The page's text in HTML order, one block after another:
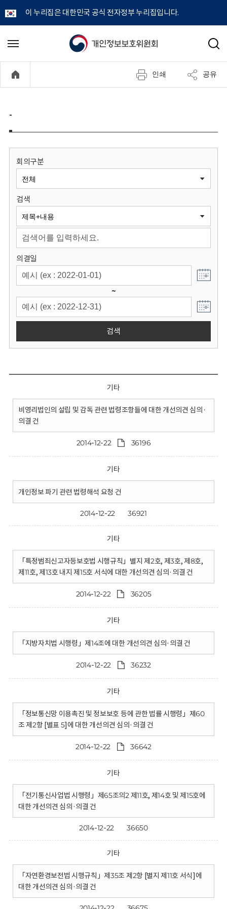
이 누리집은 대한민국 공식 전자정부 누리집입니다.
개
정
보
원
회
메
기
검
인쇄 공유
-
회의구분
검색
의결일
~
검색
기타
비영리법인의 설립 및 감독 관련 법령조항들에 대한 개선의견 심의·
의결 건
2014-12-22 36196
기타
개인정보 파기 관련 법령해석 요청 건
2014-12-22 36921
기타
「특정범죄신고자등보호법 시행규칙」별지 제2호, 제3호, 제8호,
제11호, 제13호 내지 제15호 서식에 대한 개선의견 심의·의결 건
2014-12-22 36205
기타
「지방자치법 시행령」제14조에 대한 개선의견 심의·의결 건
2014-12-22 36232
기타
「정보통신망 이용촉진 및 정보보호 등에 관한 법률 시행령」제60
조 제2항 [별표 5]에 대한 개선의견 심의·의결 건
2014-12-22 36642
기타
「전기통신사업법 시행령」제65조의2 제11호, 제14호 및 제15호에
대한 개선의견 심의·의결 건
2014-12-22 36650
기타
「자연환경보전법 시행규칙」제35조 제2항 [별지 제11호 서식]에
대한 개선의견 심의·의결 건